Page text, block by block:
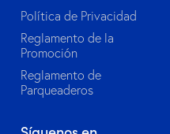
Política de Privacidad
Reglamento de la
Promoción
Reglamento de
Parqueaderos